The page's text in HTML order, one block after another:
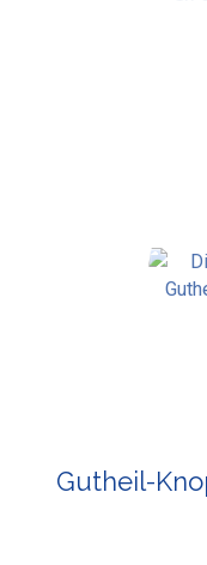
Gutheil-